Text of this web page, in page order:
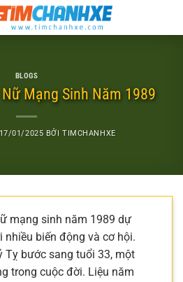
BLOGS
Mạng Sinh Năm 1989
17/01/2025 BỞITIMCHANHXE
mạng sinh năm 1989 dự
biến động và cơ hội.
Tỵ bước sang tuổi 33, một
trong cuộc đời. Liệu năm